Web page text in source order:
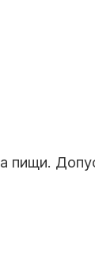
пищи.